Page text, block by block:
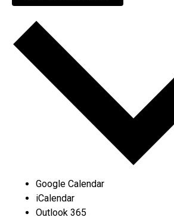
Google Calendar
iCalendar
Outlook 365